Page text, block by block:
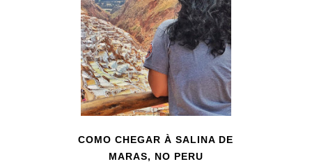
COMO CHEGAR À SALINA DE
MARAS, NO PERU